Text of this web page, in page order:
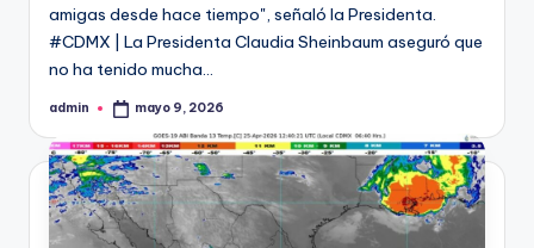
amigas desde hace tiempo", señaló la Presidenta.
#CDMX | La Presidenta Claudia Sheinbaum aseguró que
no ha tenido mucha…
Publicado
admin mayo 9, 2026